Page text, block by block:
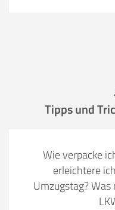
Tipps und
Wie verpacke
erleichtere
Umzugstag?